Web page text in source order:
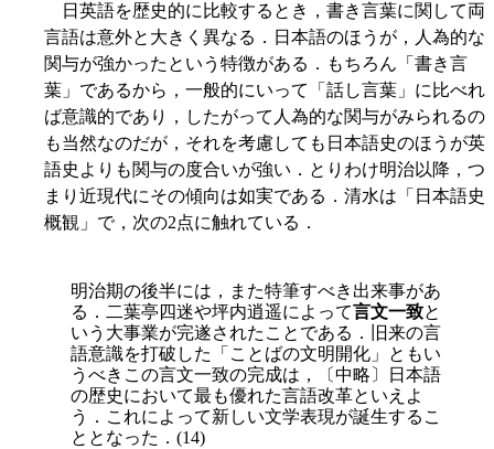
日英語を歴史的に比較するとき，書き言葉に関して両
言語は意外と大きく異なる．日本語のほうが，人為的な
関与が強かったという特徴がある．もちろん「書き言
葉」であるから，一般的にいって「話し言葉」に比べれ
ば意識的であり，したがって人為的な関与がみられるの
も当然なのだが，それを考慮しても日本語史のほうが英
語史よりも関与の度合いが強い．とりわけ明治以降，つ
まり近現代にその傾向は如実である．清水は「日本語史
概観」で，次の2点に触れている．
明治期の後半には，また特筆すべき出来事があ
る．二葉亭四迷や坪内逍遥によって言文一致と
いう大事業が完遂されたことである．旧来の言
語意識を打破した「ことばの文明開化」ともい
うべきこの言文一致の完成は，〔中略〕日本語
の歴史において最も優れた言語改革といえよ
う．これによって新しい文学表現が誕生するこ
ととなった．(14)